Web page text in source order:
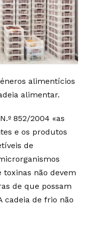
alimentícios
alimentar.
852/2004 «as
e os produtos
de
toxinas não devem
de que possam
cadeia de frio não